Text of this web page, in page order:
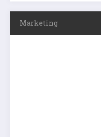
Marketing